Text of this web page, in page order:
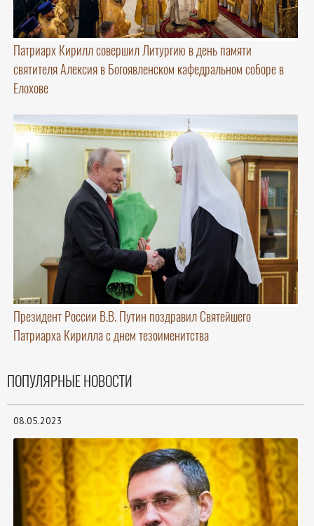
Патриарх Кирилл совершил Литургию в день памяти
святителя Алексия в Богоявленском кафедральном соборе в
Елохове
Президент России В.В. Путин поздравил Святейшего
Патриарха Кирилла с днем тезоименитства
ПОПУЛЯРНЫЕ НОВОСТИ
08.05.2023